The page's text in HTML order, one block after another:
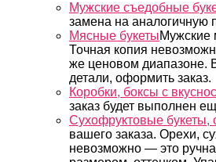
Мужские съедобные
замена на аналогичную
Мясные букетыМужские
Точная копия
же ценовом диапазоне.
детали, оформить заказ.
Коробки, боксы с
заказ будет выполнен
Сухофруктовые букеты,
вашего заказа. Орехи,
невозможно — это